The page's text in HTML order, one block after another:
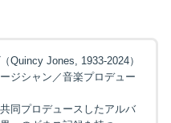
（Quincy Jones, 1933-2024）
ジシャン／音楽プロデュー
同プロデュースしたアルバ